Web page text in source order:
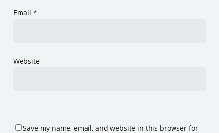
Email *
Website
Save my name, email, and website in this browser for